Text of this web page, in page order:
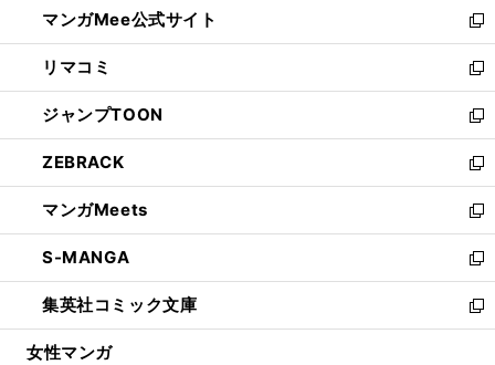
く
ド
ウ
で
開
く
ィ
ン
ド
ウ
で
開
く
い
ウ
ィ
ン
ド
ウ
で
開
く
マンガMee公式サイト
新
し
い
ウ
ィ
ン
ド
ウ
で
開
く
リマコミ
新
し
い
ウ
ィ
ン
ド
ウ
で
開
く
ジャンプTOON
新
し
い
ウ
ィ
ン
ド
ウ
で
開
ZEBRACK
新
し
い
ウ
ィ
ン
ド
ウ
マンガMeets
新
し
い
ウ
ィ
ン
S-MANGA
新
し
い
ウ
集英社コミック文庫
新
し
女性マンガ